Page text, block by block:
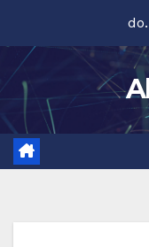
inhoud